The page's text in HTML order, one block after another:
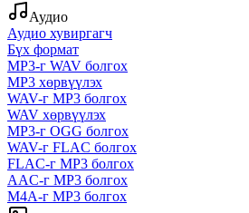
Аудио
Аудио хувиргагч
Бүх формат
MP3-г WAV болгох
MP3 хөрвүүлэх
WAV-г MP3 болгох
WAV хөрвүүлэх
MP3-г OGG болгох
WAV-г FLAC болгох
FLAC-г MP3 болгох
AAC-г MP3 болгох
M4A-г MP3 болгох